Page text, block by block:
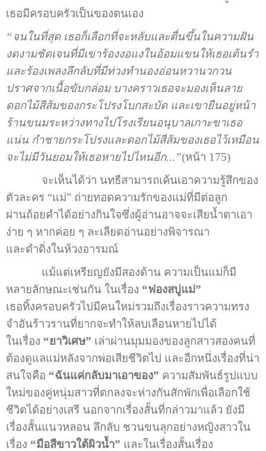
เธอมีครอบครัวเป็นของตนเอง
“จนในที่สุด เธอก็เลือกที่จะหลับและตื่นขึ้นในความฝัน
งดงามชัดเจนที่มีเขาร้องงอแงในอ้อมแขนให้เธอเต้นรำ
และร้องเพลงลึกลับที่มีท่วงทำนองอ่อนหวานวกวน
ปราศจากเนื้อขับกล่อม บางคราวเธอจะมองเห็นลาย
ดอกไม้สีส้มของกระโปรงโบกสะบัด และเขายืนอยู่หน้า
ร้านขนมระหว่างทางไปโรงเรียนอนุบาลเกาะขาเธอ
แน่น กำชายกระโปรงและดอกไม้สีส้มของเธอไว้เหมือน
จะไม่มีวันยอมให้เธอหายไปไหนอีก...”(หน้า 175)
จะเห็นได้ว่า นทธีสามารถเค้นเอาความรู้สึกของ
ตัวละคร “แม่” ถ่ายทอดความรักของแม่ที่มีต่อลูก
ผ่านถ้อยคำได้อย่างกินใจซึ่งผู้อ่านอาจจะเสียน้ำตาเอา
ง่าย ๆ หากค่อย ๆ ละเลียดอ่านอย่างพิจารณา
และดำดิ่งในห้วงอารมณ์
แม้แต่เหรียญยังมีสองด้าน ความเป็นแม่ก็มี
หลายลักษณะเช่นกัน ในเรื่อง “ฟองสบู่แม่”
เธอทิ้งครอบครัวไปมีคนใหม่รวมถึงเรื่องราวความทรง
จำอันร้าวรานที่ยากจะทำให้ลบเลือนหายไปได้
ในเรื่อง “ยาวิเศษ” เล่าผ่านมุมมองของลูกสาวสองคนที่
ต้องดูแลแม่หลังจากพ่อเสียชีวิตไป และอีกหนึ่งเรื่องที่น่า
สนใจคือ “ฉันแค่กลับมาเอาของ” ความสัมพันธ์รูปแบบ
ใหม่ของคู่หนุ่มสาวที่ตกลงจะห่างกันสักพักเพื่อเลือกใช้
ชีวิตได้อย่างเสรี นอกจากเรื่องสั้นที่กล่าวมาแล้ว ยังมี
เรื่องสั้นแนวหลอน ลึกลับ ชวนขนลุกอย่างหญิงสาวใน
เรื่อง “มือสีขาวใต้ผิวน้ำ” และในเรื่องสั้นเรื่อง